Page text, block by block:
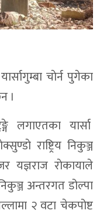
चाेर्न पुगेका
।
लगाएतका यार्सा
राष्ट्रिय निकुञ्ज
यज्ञराज राेकायाले
अन्तरगत डोल्पा
२ वटा चेकपोष्ट